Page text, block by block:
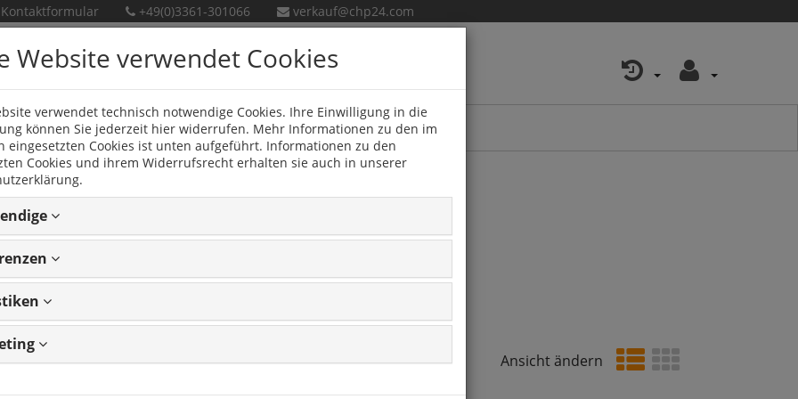
Kontaktformular +49(0)3361-301066 verkauf@chp24.com
Neue Produkte
Artikeln Ansicht ändern
Website verwendet Cookies
verwendet technisch notwendige Cookies. Ihre Einwilligung in die
können Sie jederzeit hier widerrufen. Mehr Informationen zu den im
eingesetzten Cookies ist unten aufgeführt. Informationen zu den
Cookies und ihrem Widerrufsrecht erhalten sie auch in unserer